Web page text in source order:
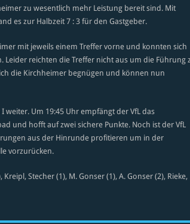
zu wesentlich mehr Leistung bereit sind. Mit
es zur Halbzeit 7 : 3 für den Gastgeber.
mit jeweils einem Treffer vorne und konnten sich
reichten die Treffer nicht aus um die Führung
die Kirchheimer begnügen und können nun
weiter. Um 19:45 Uhr empfängt der VfL das
und hofft auf zwei sichere Punkte. Noch ist der VfL
aus der Hinrunde profitieren um in der
vorzurücken.
Stecher (1), M. Gonser (1), A. Gonser (2), Rieke,